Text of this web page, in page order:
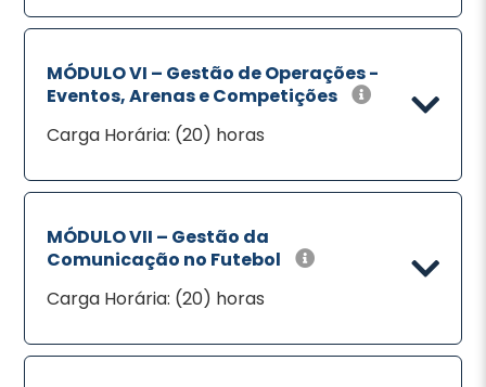
MÓDULO VI – Gestão de Operações -
Eventos, Arenas e Competições
Carga Horária: (20) horas
MÓDULO VII – Gestão da
Comunicação no Futebol
Carga Horária: (20) horas